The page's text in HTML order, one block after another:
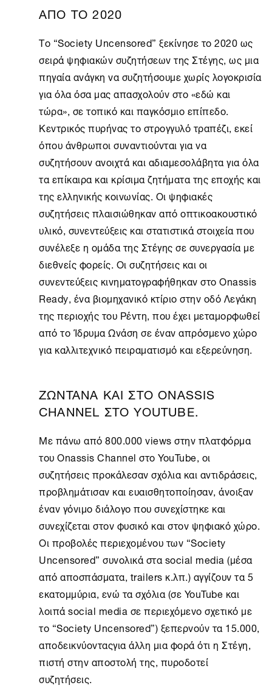
ΑΠΟ ΤΟ 2020
Το “Society Uncensored” ξεκίνησε το 2020 ως
σειρά ψηφιακών συζητήσεων της Στέγης, ως μια
πηγαία ανάγκη να συζητήσουμε χωρίς λογοκρισία
για όλα όσα μας απασχολούν στο «εδώ και
τώρα», σε τοπικό και παγκόσμιο επίπεδο.
Κεντρικός πυρήνας το στρογγυλό τραπέζι, εκεί
όπου άνθρωποι συναντιούνται για να
συζητήσουν ανοιχτά και αδιαμεσολάβητα για όλα
τα επίκαιρα και κρίσιμα ζητήματα της εποχής και
της ελληνικής κοινωνίας. Οι ψηφιακές
συζητήσεις πλαισιώθηκαν από οπτικοακουστικό
υλικό, συνεντεύξεις και στατιστικά στοιχεία που
συνέλεξε η ομάδα της Στέγης σε συνεργασία με
διεθνείς φορείς. Οι συζητήσεις και οι
συνεντεύξεις κινηματογραφήθηκαν στοOnassis
Ready, ένα βιομηχανικό κτίριο στην οδό Λεγάκη
της περιοχής του Ρέντη, που έχει μεταμορφωθεί
από τοΊδρυμα Ωνάση σε έναν απρόσμενο χώρο
για καλλιτεχνικό πειραματισμό και εξερεύνηση.
ΖΩΝΤΑΝΑ ΚΑΙ ΣΤΟ ONASSIS
CHANNEL ΣΤΟ YOUTUBE.
Με πάνω από 800.000 views στην πλατφόρμα
τουOnassis Channel στο YouTube, οι
συζητήσεις προκάλεσαν σχόλια και αντιδράσεις,
προβλημάτισαν και ευαισθητοποίησαν, άνοιξαν
έναν γόνιμο διάλογο που συνεχίστηκε και
συνεχίζεται στον φυσικό και στον ψηφιακό χώρο.
Oι προβολές περιεχομένου των “Society
Uncensored” συνολικά στα social media (μέσα
από αποσπάσματα, trailers κ.λπ.) αγγίζουν τα 5
εκατομμύρια, ενώ τα σχόλια (σε YouTube και
λοιπά social media σε περιεχόμενο σχετικό με
το “Society Uncensored”) ξεπερνούν τα 15.000,
αποδεικνύονταςγια άλλη μια φορά ότι η Στέγη,
πιστή στην αποστολή της, πυροδοτεί
συζητήσεις.